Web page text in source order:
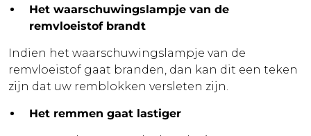
Het waarschuwingslampje van de
remvloeistof brandt
Indien het waarschuwingslampje van de
remvloeistof gaat branden, dan kan dit een teken
zijn dat uw remblokken versleten zijn.
Het remmen gaat lastiger